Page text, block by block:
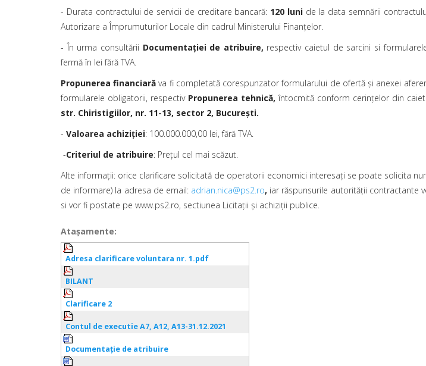
- Durata contractului de servicii de creditare bancară: 120 lunide la data semnării
Autorizare a Împrumuturilor Locale din cadrul Ministerului Finanţelor.
- În urma consultării Documentaţiei de atribuire, respectiv caietul de sarcini si
fermă în lei fără TVA.
Propunerea financiară va fi completată corespunzator formularului de ofertă și anexei
formularele obligatorii, respectiv Propunerea tehnică, întocmită conform cerinţelor din
str. Chiristigiilor, nr. 11-13, sector 2, Bucureşti.
- Valoarea achiziției: 100.000.000,00 lei, fără TVA.
-Criteriul de atribuire: Preţul cel mai scăzut.
Alte informații: orice clarificare solicitată de operatorii economici interesați se poate solicita
de informare) la adresa de email: adrian.nica@ps2.ro, iar răspunsurile autorităţii contractante
si vor fi postate pe www.ps2.ro, sectiunea Licitaţii şi achiziţii publice.
Ataşamente:
Adresa clarificare voluntara nr. 1.pdf
BILANT
Clarificare 2
Contul de executie A7, A12, A13-31.12.2021
Documentaţie de atribuire